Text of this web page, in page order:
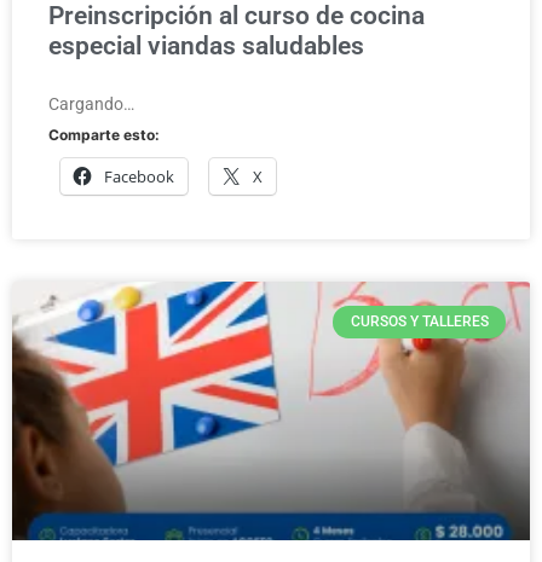
Preinscripción al curso de cocina
especial viandas saludables
Cargando…
Comparte esto:
Facebook X
CURSOS Y TALLERES